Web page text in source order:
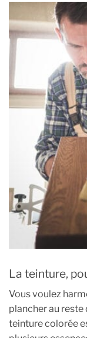
La teinture,
Vous voulez
plancher au reste
teinture colorée